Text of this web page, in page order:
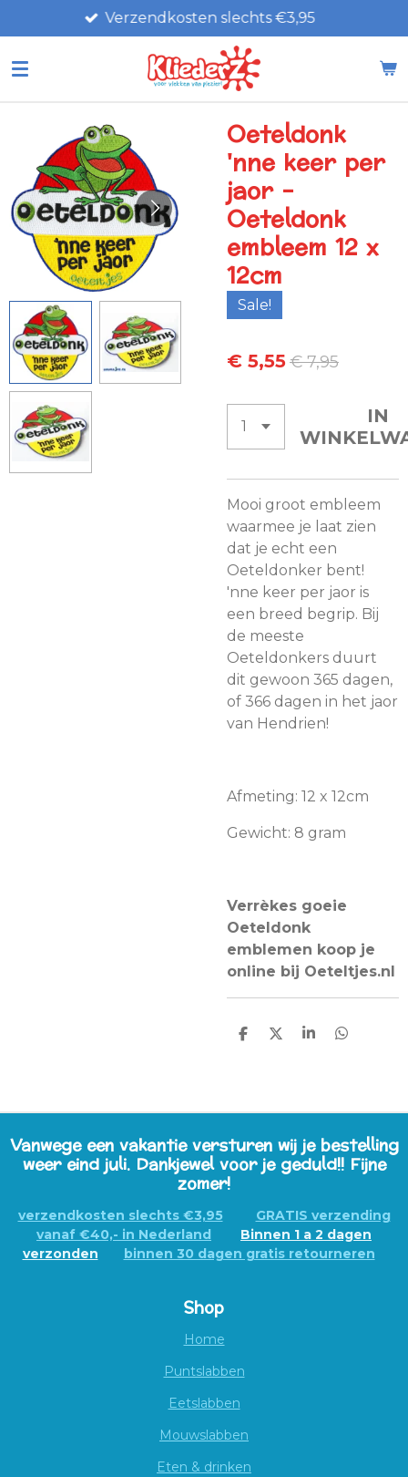
direct
naar
Verzendkosten slechts €3,95
Oeteldonk
'nne keer per
jaor -
Oeteldonk
embleem 12 x
12cm
Sale!
€ 5,55€ 7,95
IN
Mooi groot embleem
waarmee je laat zien
dat je echt een
Oeteldonker bent!
'nne keer per jaor is
een breed begrip. Bij
de meeste
Oeteldonkers duurt
dit gewoon 365 dagen,
of 366 dagen in het jaor
van Hendrien!
Afmeting: 12 x 12cm
Gewicht: 8 gram
Verrèkes goeie
Oeteldonk
emblemen koop je
online bij Oeteltjes.nl
D
D
S
D
Vanwege een vakantie versturen wij je bestelling
weer eind juli. Dankjewel voor je geduld!! Fijne
zomer!
verzendkosten slechts €3,95
GRATIS verzending
vanaf €40,- in Nederland
Binnen 1 a 2 dagen
verzonden
binnen 30 dagen gratis retourneren
Shop
Home
Puntslabben
Eetslabben
Mouwslabben
Eten & drinken